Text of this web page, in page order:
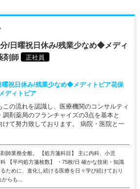
/日曜祝日休み/残業少なめ◆メディ
剤師
正社員
祝日休み/残業少なめ◆メディトピア花保
ディトピア
この流れを認識し、医療機関のコンサルティ
剤薬局のフランチャイズの3点を基本と
けて努力致しております。 病院・医院と一
師業務全般。 【処方箋科目】 主に内科、小児
【平均処方箋枚数】 ・75枚/日 確かな技術・知識
ために、進化し続ける医療を日々学び続けており
らも...